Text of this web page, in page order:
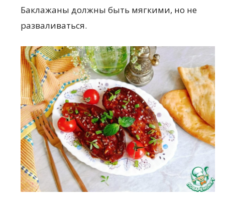
Баклажаны должны быть мягкими, но не
разваливаться.